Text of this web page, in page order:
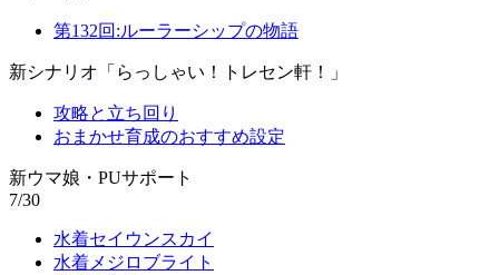
第132回:ルーラーシップの物語
新シナリオ「らっしゃい！トレセン軒！」
攻略と立ち回り
おまかせ育成のおすすめ設定
新ウマ娘・PUサポート
7/30
水着セイウンスカイ
水着メジロブライト